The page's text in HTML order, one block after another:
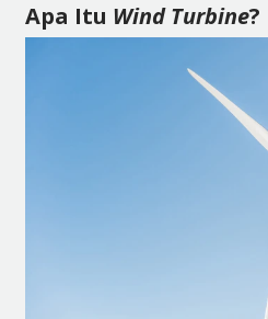
Apa Itu Wind Turbine?